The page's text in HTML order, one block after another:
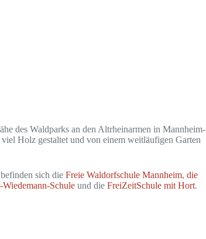
des Waldparks an den Altrheinarmen in Mannheim-
Holz gestaltet und von einem weitläufigen Garten
sich dieFreie Waldorfschule Mannheim,die
Schule und dieFreiZeitSchule mit Hort.